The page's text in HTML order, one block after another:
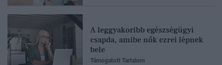
A leggyakoribb egészségügyi
csapda, amibe nők ezrei lépnek
bele
Támogatott Tartalom